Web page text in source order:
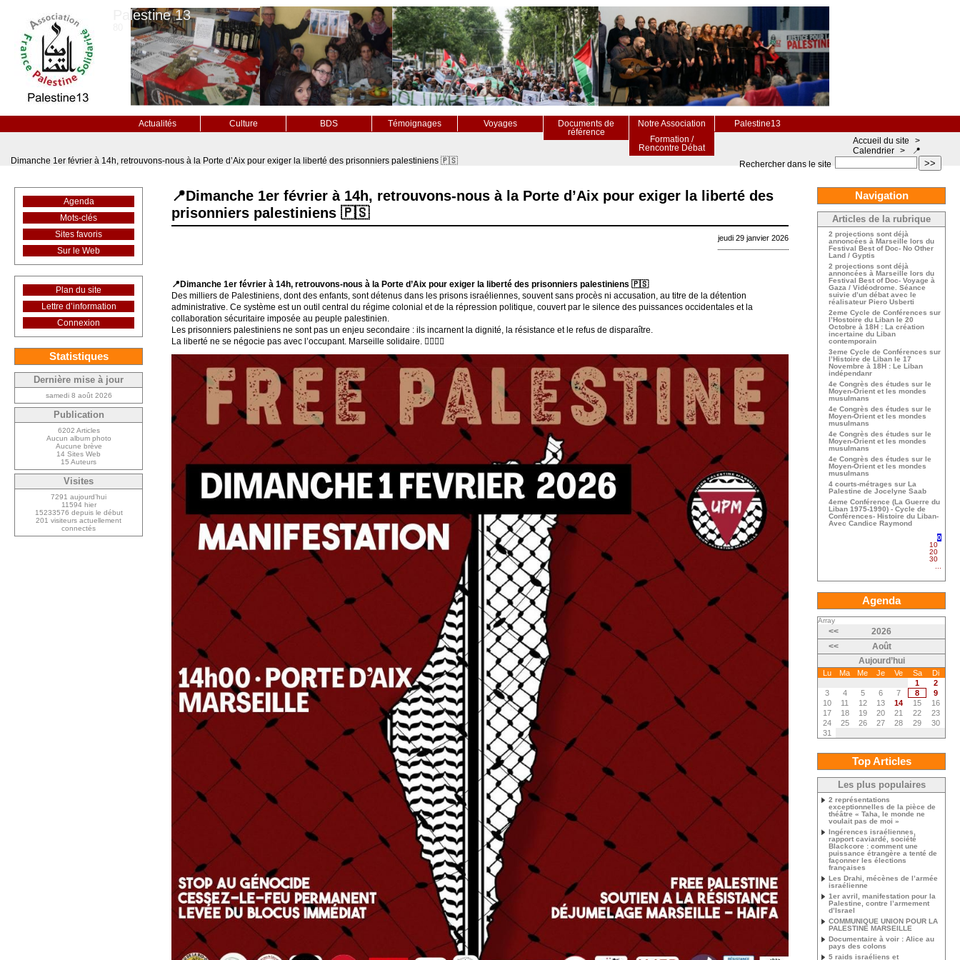
Palestine 13
Actualités Culture BDS Témoignages Voyages
Documents de
référence
Notre Association
Palestine13
Formation /
Rencontre Débat
>>
Rechercher dans le site
Accueil du site
>
Calendrier >
📍
Dimanche 1er février à 14h, retrouvons-nous à la Porte d’Aix pour exiger la liberté des prisonniers palestiniens 🇵🇸
📍Dimanche 1er février à 14h, retrouvons-nous à la Porte d’Aix pour exiger la liberté des
prisonniers palestiniens 🇵🇸
jeudi 29 janvier 2026
📍Dimanche 1er février à 14h, retrouvons-nous à la Porte d’Aix pour exiger la liberté des prisonniers palestiniens 🇵🇸
Des milliers de Palestiniens, dont des enfants, sont détenus dans les prisons israéliennes, souvent sans procès ni accusation, au titre de la détention
administrative. Ce système est un outil central du régime colonial et de la répression politique, couvert par le silence des puissances occidentales et la
collaboration sécuritaire imposée au peuple palestinien.
Les prisonniers palestiniens ne sont pas un enjeu secondaire : ils incarnent la dignité, la résistance et le refus de disparaître.
La liberté ne se négocie pas avec l’occupant. Marseille solidaire. ✊🏽🇵🇸
Agenda
Mots-clés
Sites favoris
Sur le Web
Plan du site
Lettre d’information
Connexion
Statistiques
Dernière mise à jour
samedi 8 août 2026
Publication
6202 Articles
Aucun album photo
Aucune brève
14 Sites Web
15 Auteurs
Visites
7291 aujourd’hui
11594 hier
15233576 depuis le début
201 visiteurs actuellement
connectés
Navigation
Articles de la rubrique
2 projections sont déjà
annoncées à Marseille lors du
Festival Best of Doc- No Other
Land / Gyptis
2 projections sont déjà
annoncées à Marseille lors du
Festival Best of Doc- Voyage à
Gaza / Vidéodrome. Séance
suivie d’un débat avec le
réalisateur Piero Usberti
2eme Cycle de Conférences sur
l’Hostoire du Liban le 20
Octobre à 18H : La création
incertaine du Liban
contemporain
3eme Cycle de Conférences sur
l’Histoire de Liban le 17
Novembre à 18H : Le Liban
indépendanr
4e Congrès des études sur le
Moyen-Orient et les mondes
musulmans
4e Congrès des études sur le
Moyen-Orient et les mondes
musulmans
4e Congrès des études sur le
Moyen-Orient et les mondes
musulmans
4e Congrès des études sur le
Moyen-Orient et les mondes
musulmans
4 courts-métrages sur La
Palestine de Jocelyne Saab
4eme Conférence (La Guerre du
Liban 1975-1990) - Cycle de
Conférences- Histoire du Liban-
Avec Candice Raymond
0
10
20
30
Agenda
Array
<<
2026
<<
Août
Aujourd’hui
Lu Ma Me Je Ve Sa
Di
1
2
3
4 5 6 7 8
9
10
11 12 13 14 15
16
17
18 19 20 21 22
23
24
25 26 27 28 29
30
31
Top Articles
Les plus populaires
2 représentations
exceptionnelles de la pièce de
théâtre « Taha, le monde ne
voulait pas de moi »
Ingérences israéliennes,
rapport caviardé, société
Blackcore : comment une
puissance étrangère a tenté de
façonner les élections
françaises
Les Drahi, mécènes de l’armée
israélienne
1er avril, manifestation pour la
Palestine, contre l’armement
d’Israel
COMMUNIQUE UNION POUR LA
PALESTINE MARSEILLE
Documentaire à voir : Alice au
pays des colons
5 raids israéliens et